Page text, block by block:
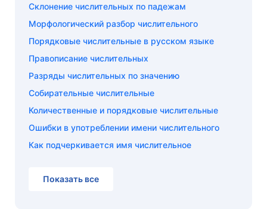
Склонение числительных по падежам
Морфологический разбор числительного
Порядковые числительные в русском языке
Правописание числительных
Разряды числительных по значению
Собирательные числительные
Количественные и порядковые числительные
Ошибки в употреблении имени числительного
Как подчеркивается имя числительное
Показать все